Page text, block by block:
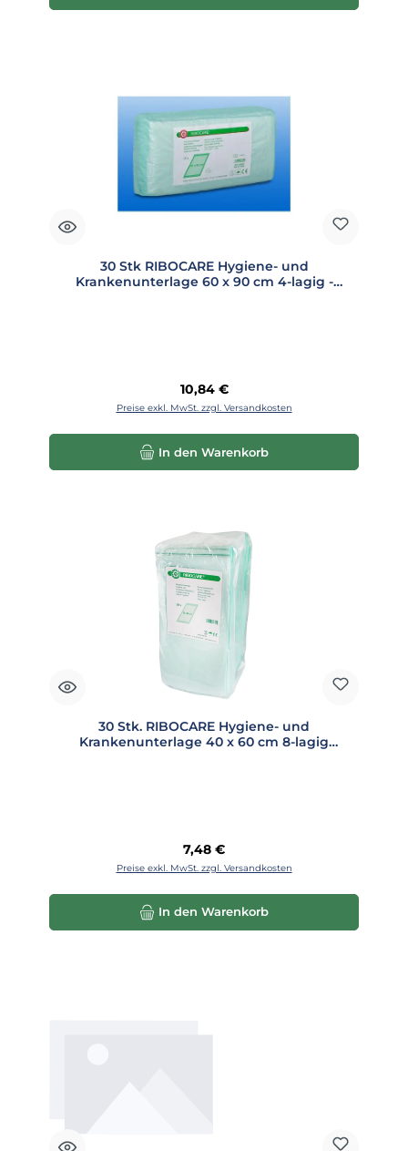
30 Stk RIBOCARE Hygiene- und
Krankenunterlage 60 x 90 cm 4-lagig -
Regulärer Preis:
10,84 €
Preise exkl. MwSt. zzgl. Versandkosten
In den Warenkorb
30 Stk. RIBOCARE Hygiene- und
Krankenunterlage 40 x 60 cm 8-lagig
Regulärer Preis:
7,48 €
Preise exkl. MwSt. zzgl. Versandkosten
In den Warenkorb